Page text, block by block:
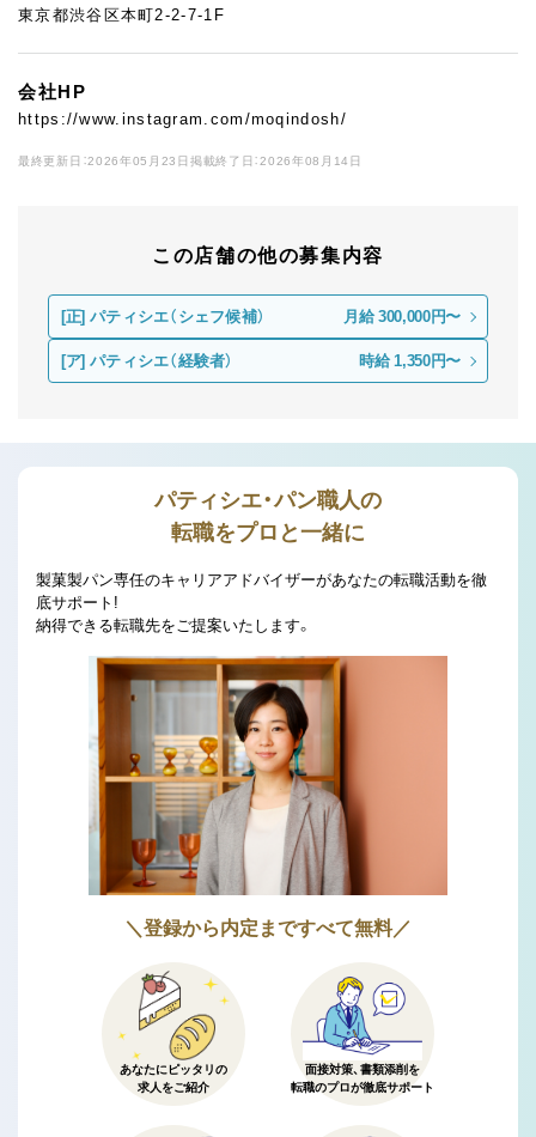
東京都渋谷区本町2-2-7-1F
会社HP
https://www.instagram.com/moqindosh/
最終更新日：2026年05月23日 掲載終了日：2026年08月14日
この店舗の他の募集内容
[正] パティシエ（シェフ候補） 月給 300,000円〜
[ア] パティシエ（経験者） 時給 1,350円〜
パティシエ・パン職人の
転職をプロと一緒に
製菓製パン専任のキャリアアドバイザーがあなたの転職活動を徹
底サポート!
納得できる転職先をご提案いたします。
＼登録から内定まですべて無料／
あなたにピッタリの
求人をご紹介
面接対策、書類添削を
転職のプロが徹底サポート